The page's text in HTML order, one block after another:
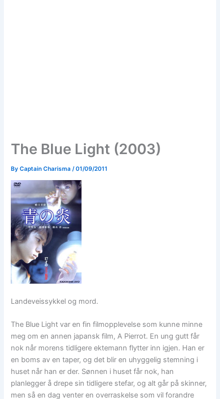
The Blue Light (2003)
ByCaptain Charisma /01/09/2011
Landeveissykkel og mord.
The Blue Light var en fin filmopplevelse som kunne minne
meg om en annen japansk film, A Pierrot. En ung gutt får
nok når morens tidligere ektemann flytter inn igjen. Han er
en boms av en taper, og det blir en uhyggelig stemning i
huset når han er der. Sønnen i huset får nok, han
planlegger å drepe sin tidligere stefar, og alt går på skinner,
men så en dag venter en overraskelse som vil forandre